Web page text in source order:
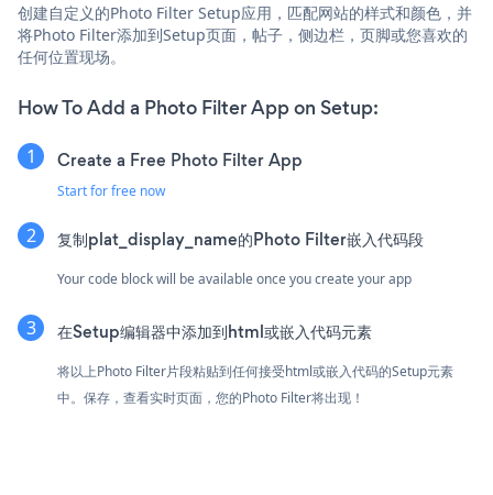
创建自定义的Photo Filter Setup应用，匹配网站的样式和颜色，并
将Photo Filter添加到Setup页面，帖子，侧边栏，页脚或您喜欢的
任何位置现场。
How To Add a Photo Filter App on Setup:
Create a Free Photo Filter App
Start for free now
复制plat_display_name的Photo Filter嵌入代码段
Your code block will be available once you create your app
在Setup编辑器中添加到html或嵌入代码元素
将以上Photo Filter片段粘贴到任何接受html或嵌入代码的Setup元素
中。保存，查看实时页面，您的Photo Filter将出现！